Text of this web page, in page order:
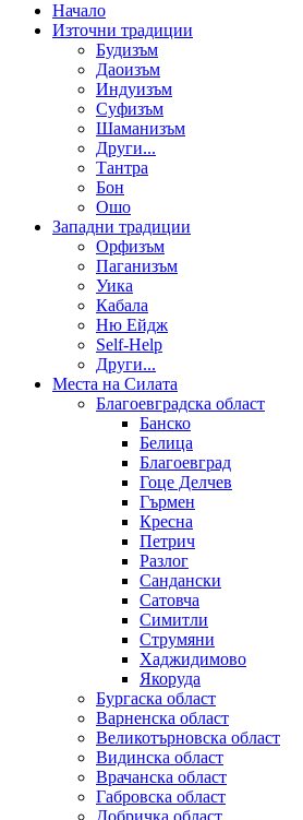
Начало
Източни традиции
Будизъм
Даоизъм
Индуизъм
Суфизъм
Шаманизъм
Други...
Тантра
Бон
Ошо
Западни традиции
Орфизъм
Паганизъм
Уика
Кабала
Ню Ейдж
Self-Help
Други...
Места на Силата
Благоевградска област
Банско
Белица
Благоевград
Гоце Делчев
Гърмен
Кресна
Петрич
Разлог
Сандански
Сатовча
Симитли
Струмяни
Хаджидимово
Якоруда
Бургаска област
Варненска област
Великотърновска област
Видинска област
Врачанска област
Габровска област
Добричка област